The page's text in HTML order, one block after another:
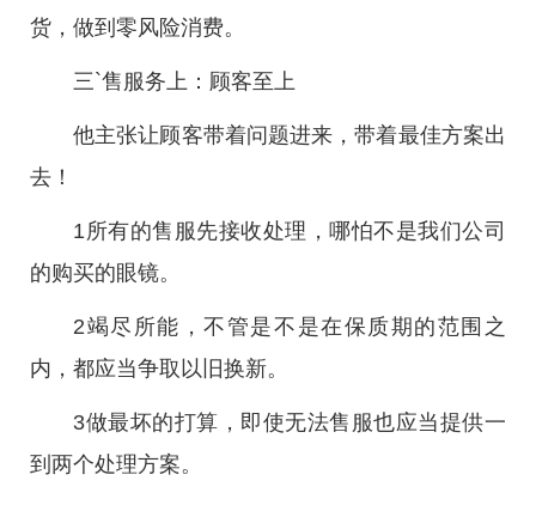
货，做到零风险消费。
三`售服务上：顾客至上
他主张让顾客带着问题进来，带着最佳方案出
去！
1所有的售服先接收处理，哪怕不是我们公司
的购买的眼镜。
2竭尽所能，不管是不是在保质期的范围之
内，都应当争取以旧换新。
3做最坏的打算，即使无法售服也应当提供一
到两个处理方案。